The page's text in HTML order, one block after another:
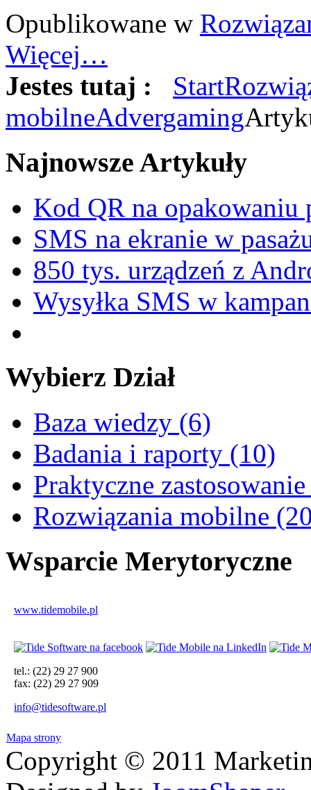
Opublikowane w
Więcej…
Jestes tutaj :
Start
mobilneAdvergaming
Najnowsze Artykuły
Kod QR na opakowaniu
SMS na ekranie w
850 tys. urządzeń z
Wysyłka SMS w
Wybierz Dział
Baza wiedzy (6)
Badania i raporty (10)
Praktyczne
Rozwiązania mobilne
Wsparcie Merytoryczne
www.tidemobile.pl
tel.: (22) 29 27 900
fax: (22) 29 27 909
info@tidesoftware.pl
Mapa strony
Copyright © 2011